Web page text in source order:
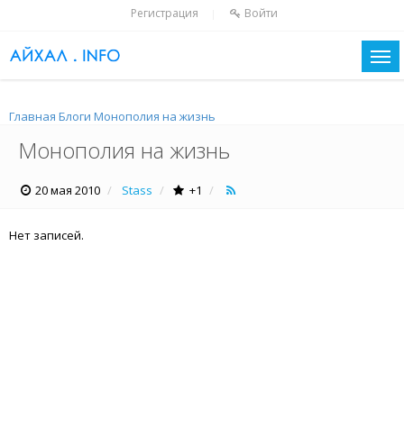
Регистрация Войти
Главная Блоги Монополия на жизнь
Монополия на жизнь
20 мая 2010 Stass +1
Нет записей.